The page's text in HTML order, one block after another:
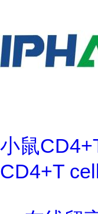
小鼠
CD4+T